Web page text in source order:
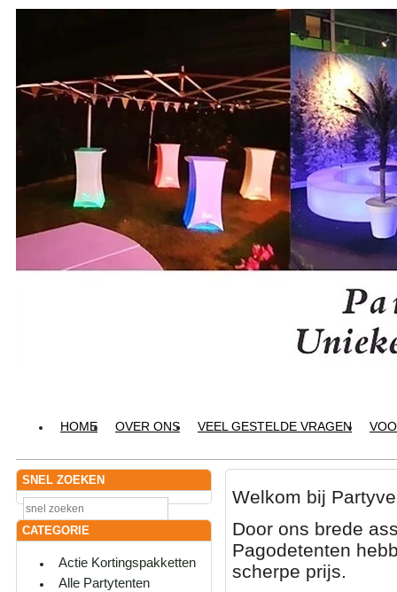
HOME OVER ONS VEEL GESTELDE VRAGEN
SNEL ZOEKEN
CATEGORIE
Actie Kortingspakketten
Alle Partytenten
Welkom bij
Door ons brede
Pagodetenten
scherpe prijs.